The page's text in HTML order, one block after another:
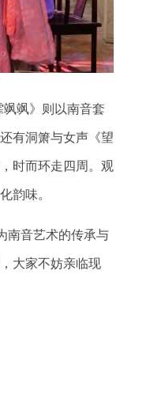
飒》则以南音套
有洞箫与女声《望
时而环走四周。观
韵味。
南音艺术的传承与
大家不妨亲临现